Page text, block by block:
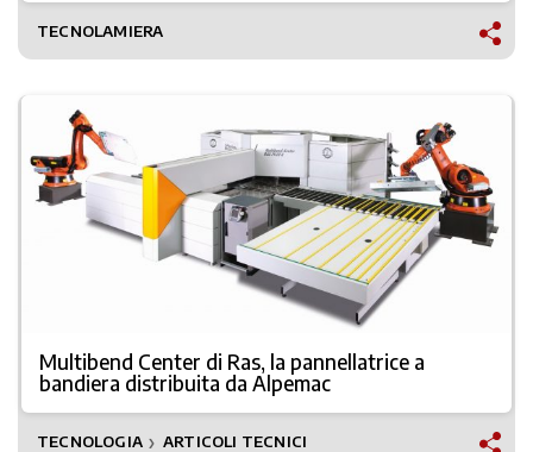
TECNOLAMIERA
Multibend Center di Ras, la pannellatrice a
bandiera distribuita da Alpemac
TECNOLOGIA ❯ ARTICOLI TECNICI